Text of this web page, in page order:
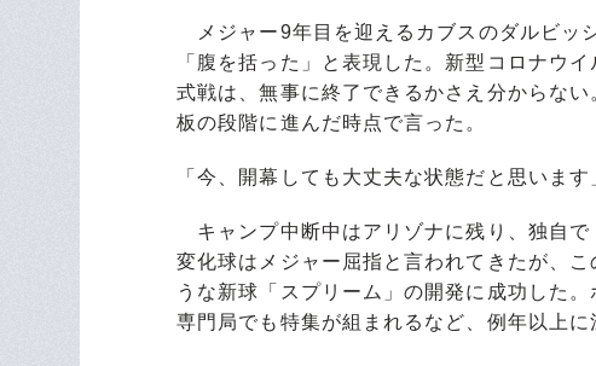
メジャー9年目を迎えるカブスのダルビッ
「腹を括った」と表現した。新型コロナウ
式戦は、無事に終了できるかさえ分からな
板の段階に進んだ時点で言った。
「今、開幕しても大丈夫な状態だと思います
キャンプ中断中はアリゾナに残り、独自で
変化球はメジャー屈指と言われてきたが、
うな新球「スプリーム」の開発に成功した
専門局でも特集が組まれるなど、例年以上に